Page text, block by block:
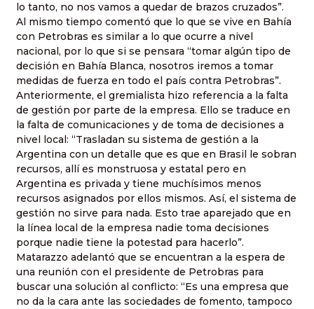
lo tanto, no nos vamos a quedar de brazos cruzados”.
Al mismo tiempo comentó que lo que se vive en Bahía
con Petrobras es similar a lo que ocurre a nivel
nacional, por lo que si se pensara “tomar algún tipo de
decisión en Bahía Blanca, nosotros iremos a tomar
medidas de fuerza en todo el país contra Petrobras”.
Anteriormente, el gremialista hizo referencia a la falta
de gestión por parte de la empresa. Ello se traduce en
la falta de comunicaciones y de toma de decisiones a
nivel local: “Trasladan su sistema de gestión a la
Argentina con un detalle que es que en Brasil le sobran
recursos, allí es monstruosa y estatal pero en
Argentina es privada y tiene muchísimos menos
recursos asignados por ellos mismos. Así, el sistema de
gestión no sirve para nada. Esto trae aparejado que en
la línea local de la empresa nadie toma decisiones
porque nadie tiene la potestad para hacerlo”.
Matarazzo adelantó que se encuentran a la espera de
una reunión con el presidente de Petrobras para
buscar una solución al conflicto: “Es una empresa que
no da la cara ante las sociedades de fomento, tampoco